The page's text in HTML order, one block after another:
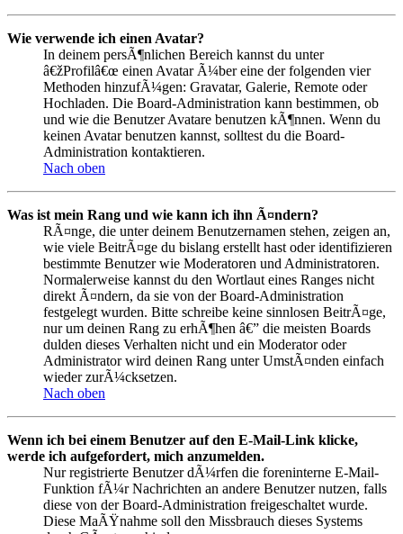
Wie verwende ich einen Avatar?
In deinem persÃ¶nlichen Bereich kannst du unter
â€žProfilâ€œ einen Avatar Ã¼ber eine der folgenden vier
Methoden hinzufÃ¼gen: Gravatar, Galerie, Remote oder
Hochladen. Die Board-Administration kann bestimmen, ob
und wie die Benutzer Avatare benutzen kÃ¶nnen. Wenn du
keinen Avatar benutzen kannst, solltest du die Board-
Administration kontaktieren.
Nach oben
Was ist mein Rang und wie kann ich ihn Ã¤ndern?
RÃ¤nge, die unter deinem Benutzernamen stehen, zeigen an,
wie viele BeitrÃ¤ge du bislang erstellt hast oder identifizieren
bestimmte Benutzer wie Moderatoren und Administratoren.
Normalerweise kannst du den Wortlaut eines Ranges nicht
direkt Ã¤ndern, da sie von der Board-Administration
festgelegt wurden. Bitte schreibe keine sinnlosen BeitrÃ¤ge,
nur um deinen Rang zu erhÃ¶hen â€” die meisten Boards
dulden dieses Verhalten nicht und ein Moderator oder
Administrator wird deinen Rang unter UmstÃ¤nden einfach
wieder zurÃ¼cksetzen.
Nach oben
Wenn ich bei einem Benutzer auf den E-Mail-Link klicke,
werde ich aufgefordert, mich anzumelden.
Nur registrierte Benutzer dÃ¼rfen die foreninterne E-Mail-
Funktion fÃ¼r Nachrichten an andere Benutzer nutzen, falls
diese von der Board-Administration freigeschaltet wurde.
Diese MaÃŸnahme soll den Missbrauch dieses Systems